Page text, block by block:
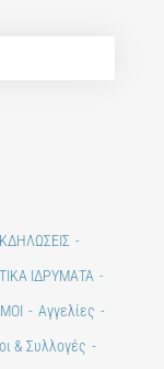
ΙΔΡΥΜΑΤΑ
Αγγελίες
& Συλλογές